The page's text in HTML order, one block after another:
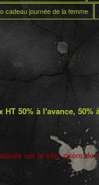
cadeau journée de la femme
HT 50% à l'avance, 50%
sur le site. prière de